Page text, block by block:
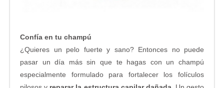
Confía en tu champú
¿Quieres un pelo fuerte y sano? Entonces no puede
pasar un día más sin que te hagas con un champú
especialmente formulado para fortalecer los folículos